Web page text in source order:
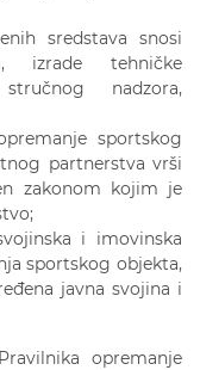
sredstava snosi
izrade tehničke
nadzora,
sportskog
partnerstva vrši
zakonom kojim je
i imovinska
sportskog objekta,
javna svojina i
opremanje